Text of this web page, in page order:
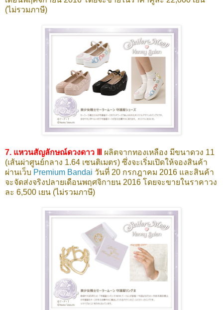
(ไม่รวมภาษี)
7. แหวนสัญลักษณ์ดวงดาว Ⅲ
ผลิตจากทองเหลือง มีขนาดวง 11
(เส้นผ่าศูนย์กลาง 1.64 เซนติเมตร) ซึ่งจะเริ่มเปิดให้จองสินค้า
ผ่านเว็บ Premium Bandai วันที่ 20 กรกฎาคม 2016 และสินค้า
จะจัดส่งจริงปลายเดือนพฤศจิกายน 2016 โดยจะขายในราคาวง
ละ 6,500 เยน (ไม่รวมภาษี)